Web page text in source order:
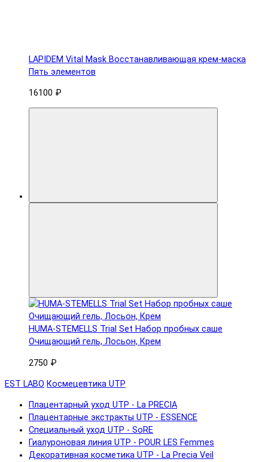
LAPIDEM Vital Mask Восстанавливающая крем-маска
Пять элементов
16100 ₽
HUMA-STEMELLS Trial Set Набор пробных саше
Очищающий гель, Лосьон, Крем
2750 ₽
EST LABO Космецевтика UTP
Плацентарный уход UTP - La PRECIA
Плацентарные экстракты UTP - ESSENCE
Специальный уход UTP - SoRE
Гиалуроновая линия UTP - POUR LES Femmes
Декоративная косметика UTP - La Precia Veil